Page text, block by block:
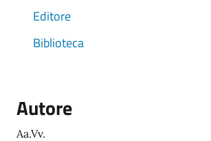
Editore
Biblioteca
Autore
Aa.Vv.